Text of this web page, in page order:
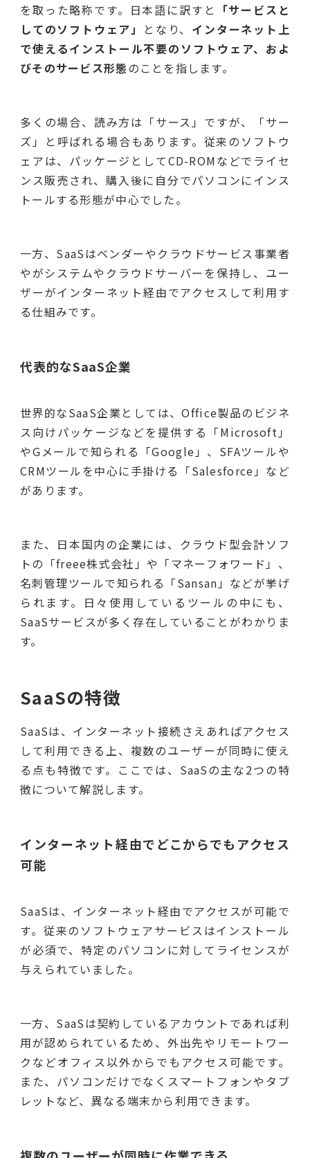
を取った略称です。日本語に訳すと
「サービスと
してのソフトウェア」
となり、 インターネット上
で使えるインストール不要のソフトウェア、およ
びそのサービス形態のことを指します。
多くの場合、読み方は「サース」ですが、「サー
ズ」と呼ばれる場合もあります。従来のソフトウ
ェアは、パッケージとしてCD-ROMなどでライセ
ンス販売され、購入後に自分でパソコンにインス
トールする形態が中心でした。
一方、SaaSはベンダーやクラウドサービス事業者
やがシステムやクラウドサーバーを保持し、ユー
ザーがインターネット経由でアクセスして利用す
る仕組みです。
代表的なSaaS企業
世界的なSaaS企業としては、Office製品のビジネ
ス向けパッケージなどを提供する「Microsoft」
やGメールで知られる「Google」、SFAツールや
CRMツールを中心に手掛ける「Salesforce」など
があります。
また、日本国内の企業には、クラウド型会計ソフ
トの「freee株式会社」や「マネーフォワード」、
名刺管理ツールで知られる「Sansan」などが挙げ
られます。日々使用しているツールの中にも、
SaaSサービスが多く存在していることがわかりま
す。
SaaSの特徴
SaaSは、インターネット接続さえあればアクセス
して利用できる上、複数のユーザーが同時に使え
る点も特徴です。ここでは、SaaSの主な2つの特
徴について解説します。
インターネット経由でどこからでもアクセス
可能
SaaSは、インターネット経由でアクセスが可能で
す。従来のソフトウェアサービスはインストール
が必須で、特定のパソコンに対してライセンスが
与えられていました。
一方、SaaSは契約しているアカウントであれば利
用が認められているため、外出先やリモートワー
クなどオフィス以外からでもアクセス可能です。
また、パソコンだけでなくスマートフォンやタブ
レットなど、異なる端末から利用できます。